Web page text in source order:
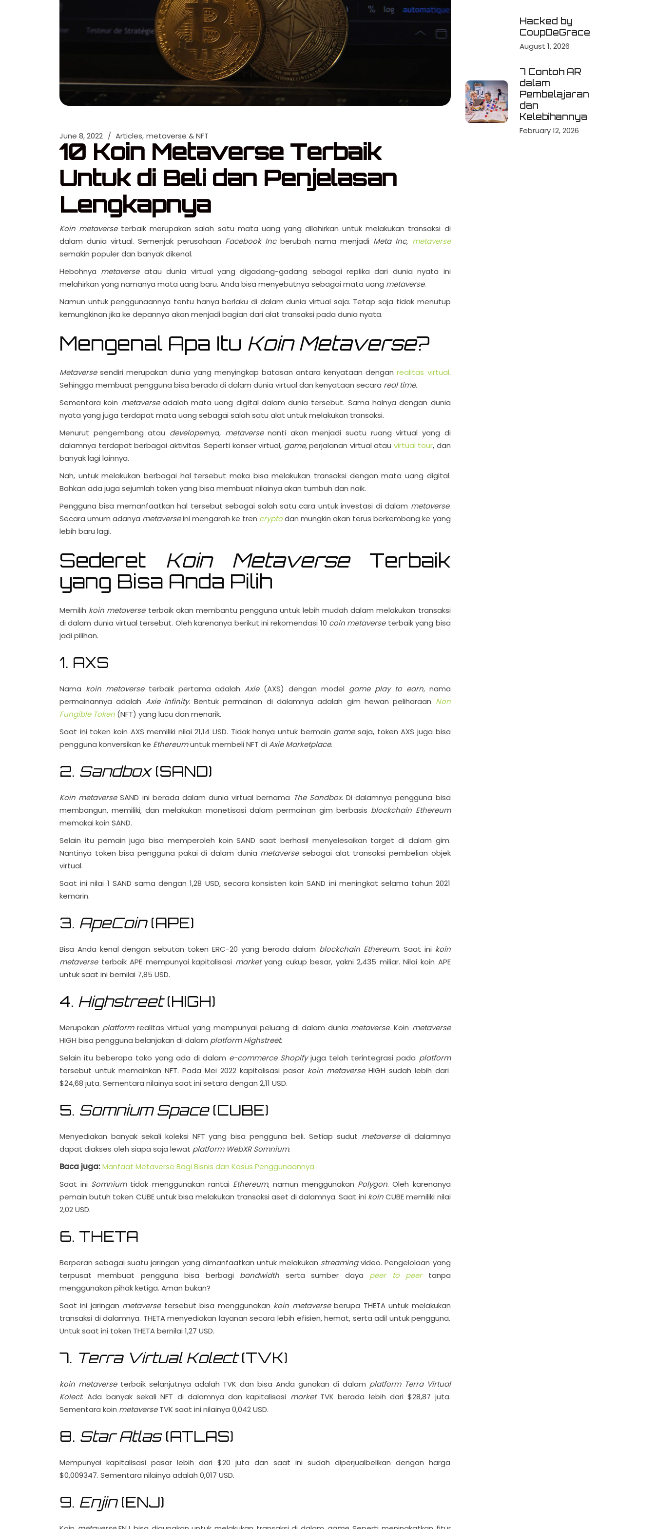
June 8, 2022 Articles metaverse & NFT
10 Koin Metaverse Terbaik
Untuk di Beli dan Penjelasan
Lengkapnya
Koin metaverseterbaik merupakan salah satu mata uang yang dilahirkan untuk melakukan transaksi di
dalam dunia virtual. Semenjak perusahaan Facebook Incberubah nama menjadi Meta Inc, metaverse
semakin populer dan banyak dikenal.
Hebohnya metaverseatau dunia virtual yang digadang-gadang sebagai replika dari dunia nyata ini
melahirkan yang namanya mata uang baru. Anda bisa menyebutnya sebagai mata uang metaverse.
Namun untuk penggunaannya tentu hanya berlaku di dalam dunia virtual saja. Tetap saja tidak menutup
kemungkinan jika ke depannya akan menjadi bagian dari alat transaksi pada dunia nyata.
Mengenal Apa Itu Koin Metaverse?
Metaversesendiri merupakan dunia yang menyingkap batasan antara kenyataan denganrealitas virtual.
Sehingga membuat pengguna bisa berada di dalam dunia virtual dan kenyataan secara real time.
Sementara koin metaverseadalah mata uang digital dalam dunia tersebut. Sama halnya dengan dunia
nyata yang juga terdapat mata uang sebagai salah satu alat untuk melakukan transaksi.
Menurut pengembang atau developernya, metaversenanti akan menjadi suatu ruang virtual yang di
dalamnya terdapat berbagai aktivitas. Seperti konser virtual, game, perjalanan virtual atau virtual tour, dan
banyak lagi lainnya.
Nah, untuk melakukan berbagai hal tersebut maka bisa melakukan transaksi dengan mata uang digital.
Bahkan ada juga sejumlah token yang bisa membuat nilainya akan tumbuh dan naik.
Pengguna bisa memanfaatkan hal tersebut sebagai salah satu cara untuk investasi di dalam metaverse.
Secara umum adanya metaverseini mengarah ke tren cryptodan mungkin akan terus berkembang ke yang
lebih baru lagi.
Sederet Koin MetaverseTerbaik
yang Bisa Anda Pilih
Memilih koin metaverseterbaik akan membantu pengguna untuk lebih mudah dalam melakukan transaksi
di dalam dunia virtual tersebut. Oleh karenanya berikut ini rekomendasi 10 coin metaverseterbaik yang bisa
jadi pilihan.
1. AXS
Nama koin metaverseterbaik pertama adalahAxie(AXS) dengan model game play to earn, nama
permainannya adalah Axie Infinity. Bentuk permainan di dalamnya adalah gim hewan peliharaan Non
Fungible Token (NFT) yang lucu dan menarik.
Saat ini token koin AXS memiliki nilai 21,14 USD. Tidak hanya untuk bermain gamesaja, token AXS juga bisa
pengguna konversikan ke Ethereumuntuk membeli NFT di Axie Marketplace.
2. Sandbox(SAND)
Koin metaverseSAND ini berada dalam dunia virtual bernama The Sandbox. Di dalamnya pengguna bisa
membangun, memiliki, dan melakukan monetisasi dalam permainan gim berbasis blockchain Ethereum
memakai koin SAND.
Selain itu pemain juga bisa memperoleh koin SAND saat berhasil menyelesaikan target di dalam gim.
Nantinya token bisa pengguna pakai di dalam dunia metaversesebagai alat transaksi pembelian objek
virtual.
Saat ini nilai 1 SAND sama dengan 1,28 USD, secara konsisten koin SAND ini meningkat selama tahun 2021
kemarin.
3. ApeCoin(APE)
Bisa Anda kenal dengan sebutan token ERC-20 yang berada dalam blockchain Ethereum. Saat ini koin
metaverseterbaik APE mempunyai kapitalisasi marketyang cukup besar, yakni 2,435 miliar. Nilai koin APE
untuk saat ini bernilai 7,85 USD.
4. Highstreet(HIGH)
Merupakan platformrealitas virtual yang mempunyai peluang di dalam dunia metaverse. Koin metaverse
HIGH bisa pengguna belanjakan di dalam platform Highstreet.
Selain itu beberapa toko yang ada di dalam e-commerce Shopifyjuga telah terintegrasi pada platform
tersebut untuk memainkan NFT. Pada Mei 2022 kapitalisasi pasar koin metaverseHIGH sudah lebih dari
$24,68 juta. Sementara nilainya saat ini setara dengan 2,11 USD.
5. Somnium Space(CUBE)
Menyediakan banyak sekali koleksi NFT yang bisa pengguna beli. Setiap sudut metaversedi dalamnya
dapat diakses oleh siapa saja lewat platform WebXR Somnium.
Baca juga:Manfaat Metaverse Bagi Bisnis dan Kasus Penggunaannya
Saat ini Somniumtidak menggunakan rantai Ethereum, namun menggunakan Polygon. Oleh karenanya
pemain butuh token CUBE untuk bisa melakukan transaksi aset di dalamnya. Saat ini koinCUBE memiliki nilai
2,02 USD.
6. THETA
Berperan sebagai suatu jaringan yang dimanfaatkan untuk melakukan streamingvideo. Pengelolaan yang
terpusat membuat pengguna bisa berbagi bandwidth serta sumber daya peer to peertanpa
menggunakan pihak ketiga. Aman bukan?
Saat ini jaringan metaversetersebut bisa menggunakan koin metaverseberupa THETA untuk melakukan
transaksi di dalamnya. THETA menyediakan layanan secara lebih efisien, hemat, serta adil untuk pengguna.
Untuk saat ini token THETA bernilai 1,27 USD.
7. Terra Virtual Kolect(TVK)
koin metaverseterbaik selanjutnya adalah TVK dan bisa Anda gunakan di dalam platform Terra Virtual
Kolect. Ada banyak sekali NFT di dalamnya dan kapitalisasi marketTVK berada lebih dari $28,87 juta.
Sementara koin metaverseTVK saat ini nilainya 0,042 USD.
8. Star Atlas (ATLAS)
Mempunyai kapitalisasi pasar lebih dari $20 juta dan saat ini sudah diperjualbelikan dengan harga
$0,009347. Sementara nilainya adalah 0,017 USD.
9. Enjin(ENJ)
Hacked by
CoupDeGrace
August 1, 2026
7 Contoh AR
dalam
Pembelajaran
dan
Kelebihannya
February 12, 2026